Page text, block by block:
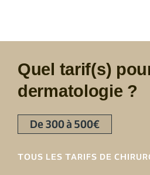
Quel tarif(s)
dermatologie ?
De 300 à 500€
TOUS LES TARIFS DE